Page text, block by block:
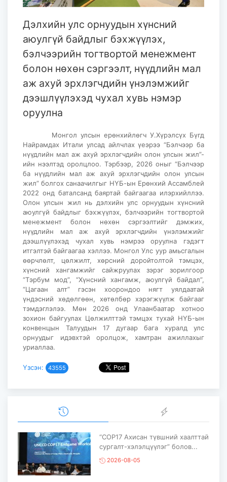
Дэлхийн улс орнуудын хүнсний
аюулгүй байдлыг бэхжүүлэх,
бэлчээрийн тогтвортой менежмент
болон нөхөн сэргээлт, нүүдлийн мал
аж ахуй эрхлэгчдийн үнэлэмжийг
дээшлүүлэхэд чухал хувь нэмэр
оруулна
Монгол улсын ерөнхийлөгч У.Хүрэлсүх Бүгд
Найрамдах Итали улсад айлчлах үеэрээ “Бэлчээр ба
нүүдлийн мал аж ахуй эрхлэгчдийн олон улсын жил”-
ийн нээлтэд оролцлоо. Тэрбээр, 2026 оныг “Бэлчээр
ба нүүдлийн мал аж ахуй эрхлэгчдийн олон улсын
жил” болгох санаачилгыг НҮБ-ын Ерөнхий Ассамблей
2022 онд баталсанд баяртай байгаагаа илэрхийллээ.
Олон улсын жил нь дэлхийн улс орнуудын хүнсний
аюулгүй байдлыг бэхжүүлэх, бэлчээрийн тогтвортой
менежмент болон нөхөн сэргээлтийг дэмжих,
нүүдлийн мал аж ахуй эрхлэгчдийн үнэлэмжийг
дээшлүүлэхэд чухал хувь нэмрээ оруулна гэдэгт
итгэлтэй байгаагаа хэллээ. Монгол Улс уур амьсгалын
өөрчлөлт, цөлжилт, хөрсний доройтолтой тэмцэх,
хүнсний хангамжийг сайжруулах зэрэг зорилгоор
“Тэрбум мод”, “Хүнсний хангамж, аюулгүй байдал”,
“Цагаан алт” гэсэн хоорондоо нягт уялдаатай
үндэсний хөдөлгөөн, хөтөлбөр хэрэгжүүлж байгааг
тэмдэглэлээ. Мөн 2026 онд Улаанбаатар хотноо
зохион байгуулах Цөлжилттэй тэмцэх тухай НҮБ-ын
конвенцын Талуудын 17 дугаар бага хуралд улс
орнуудыг идэвхтэй оролцож, хамтран ажиллахыг
уриаллаа.
Үзсэн: 43555
“COP17 Ахисан түвшний хаалттай
сургалт-хэлэлцүүлэг” болов...
2026-08-05